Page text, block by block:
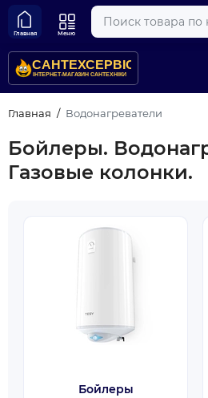
Главная Меню
Главная Водонагреватели
Бойлеры.
Газовые колонки.
Бойлеры